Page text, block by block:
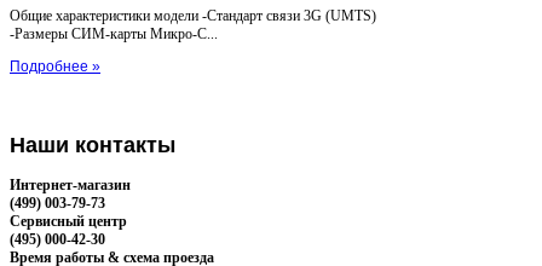
Общие характеристики модели -Стандарт связи 3G (UMTS)
-Размеры СИМ-карты Микро-С...
Подробнее »
Наши контакты
Интернет-магазин
(499) 003-79-73
Сервисный центр
(495) 000-42-30
Время работы & схема проезда